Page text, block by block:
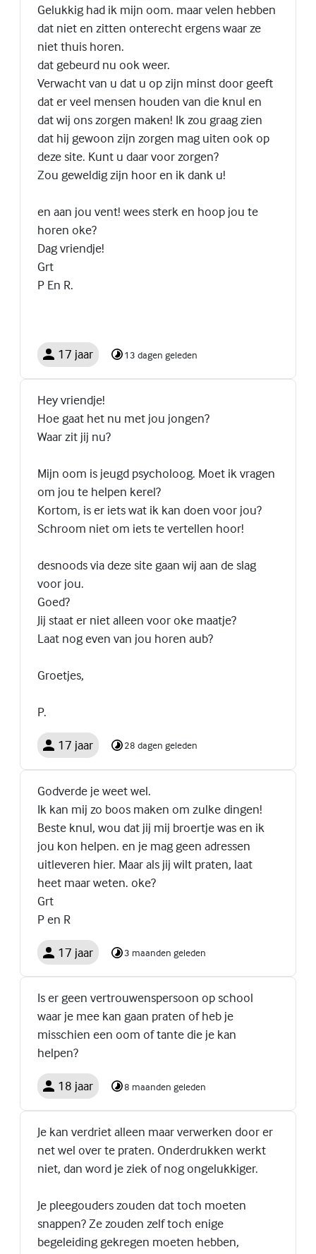
Gelukkig had ik mijn oom. maar velen hebben
dat niet en zitten onterecht ergens waar ze
niet thuis horen.
dat gebeurd nu ook weer.
Verwacht van u dat u op zijn minst door geeft
dat er veel mensen houden van die knul en
dat wij ons zorgen maken! Ik zou graag zien
dat hij gewoon zijn zorgen mag uiten ook op
deze site. Kunt u daar voor zorgen?
Zou geweldig zijn hoor en ik dank u!
en aan jou vent! wees sterk en hoop jou te
horen oke?
Dag vriendje!
Grt
P En R.
17 jaar 13 dagen geleden
Hey vriendje!
Hoe gaat het nu met jou jongen?
Waar zit jij nu?
Mijn oom is jeugd psycholoog. Moet ik vragen
om jou te helpen kerel?
Kortom, is er iets wat ik kan doen voor jou?
Schroom niet om iets te vertellen hoor!
desnoods via deze site gaan wij aan de slag
voor jou.
Goed?
Jij staat er niet alleen voor oke maatje?
Laat nog even van jou horen aub?
Groetjes,
P.
17 jaar 28 dagen geleden
Godverde je weet wel.
Ik kan mij zo boos maken om zulke dingen!
Beste knul, wou dat jij mij broertje was en ik
jou kon helpen. en je mag geen adressen
uitleveren hier. Maar als jij wilt praten, laat
heet maar weten. oke?
Grt
P en R
17 jaar 3 maanden geleden
Is er geen vertrouwenspersoon op school
waar je mee kan gaan praten of heb je
misschien een oom of tante die je kan
helpen?
18 jaar 8 maanden geleden
Je kan verdriet alleen maar verwerken door er
net wel over te praten. Onderdrukken werkt
niet, dan word je ziek of nog ongelukkiger.
Je pleegouders zouden dat toch moeten
snappen? Ze zouden zelf toch enige
begeleiding gekregen moeten hebben,